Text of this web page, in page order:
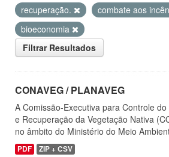
recuperação.
combate aos
bioeconomia
Filtrar Resultados
CONAVEG / PLANAVEG
A Comissão-Executiva para Controle
e Recuperação da Vegetação Nativa
no âmbito do Ministério do Meio
PDF ZIP + CSV